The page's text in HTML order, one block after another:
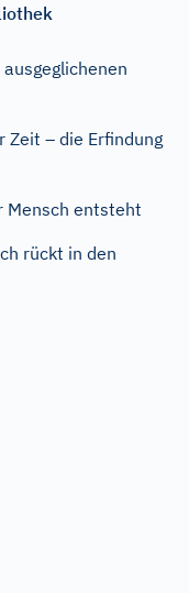
Zeit – die Erfindung
Mensch entsteht
rückt in den